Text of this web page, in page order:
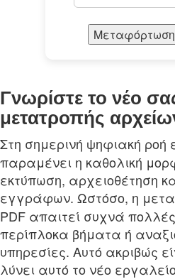
Γνωρίστε το νέο
μετατροπής
Στη σημερινή ψηφιακή ροή
παραμένει η καθολική
εκτύπωση, αρχειοθέτηση
εγγράφων. Ωστόσο, η
PDF απαιτεί συχνά
περίπλοκα βήματα ή
υπηρεσίες. Αυτό ακριβώς
λύνει αυτό το νέο